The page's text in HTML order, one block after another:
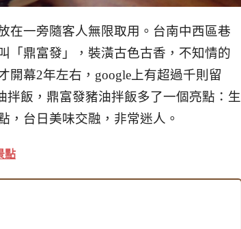
在一旁隨客人無限取用。台南中西區巷
「鼎富發」，裝潢古色古香，不知情的
開幕2年左右，google上有超過千則留
飯，鼎富發豬油拌飯多了一個亮點：生
，台日美味交融，非常迷人。
點